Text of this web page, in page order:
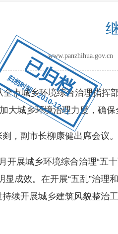
已归档
归档时间：2010-12-31
城乡环境综合治理指挥部
大城乡环境治理力度，确
，副市长柳康健出席会议。
展城乡环境综合治理“五十
显成效。在开展“五乱”治理
续开展城乡建筑风貌整治